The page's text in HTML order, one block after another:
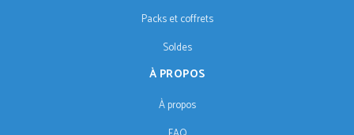
Packs et coffrets
Soldes
À PROPOS
À propos